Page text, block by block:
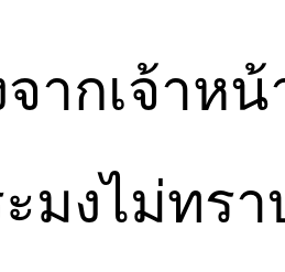
จากเจ้าห
ะมงไม่ทร